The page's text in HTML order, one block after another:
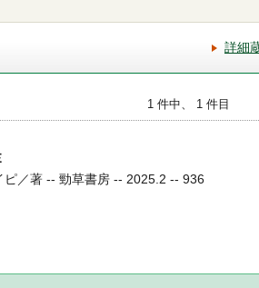
詳細
1 件中、 1 件目
ピ／著 -- 勁草書房 -- 2025.2 -- 936